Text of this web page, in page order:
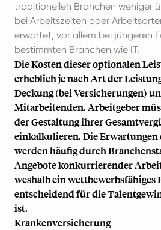
traditionellen Branchen weniger
bei Arbeitszeiten oder
erwartet, vor allem bei jüngeren
bestimmten Branchen wie IT.
Die Kosten dieser optionalen
erheblich je nach Art der
Deckung (bei Versicherungen)
Mitarbeitenden. Arbeitgeber
der Gestaltung ihrer
einkalkulieren. Die
werden häufig durch
Angebote konkurrierender
weshalb ein wettbewerbsfähiges
entscheidend für die
ist.
Krankenversicherung